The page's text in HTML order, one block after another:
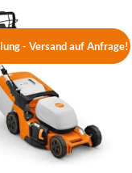
- Versand auf Anfrage!